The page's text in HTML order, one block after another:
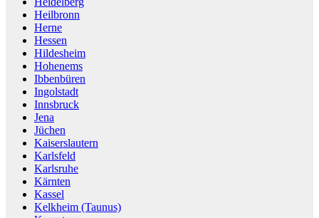
Heilbronn
Herne
Hessen
Hildesheim
Hohenems
Ibbenbüren
Ingolstadt
Innsbruck
Jena
Jüchen
Kaiserslautern
Karlsfeld
Karlsruhe
Kärnten
Kassel
Kelkheim (Taunus)